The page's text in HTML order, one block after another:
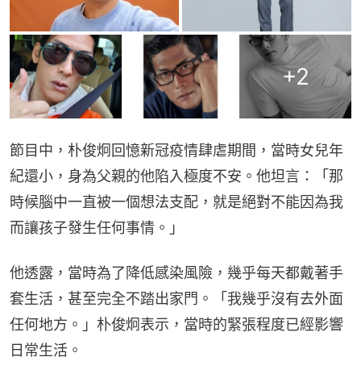
+2
節目中，朴俊炯回憶新冠疫情肆虐期間，當時女兒年
紀還小，身為父親的他陷入極度不安。他坦言：「那
時候腦中一直被一個想法支配，就是絕對不能因為我
而讓孩子發生任何事情。」
他透露，當時為了降低感染風險，幾乎每天都戴著手
套生活，甚至完全不踏出家門。「我幾乎沒有去外面
任何地方。」朴俊炯表示，當時的緊張程度已經影響
日常生活。